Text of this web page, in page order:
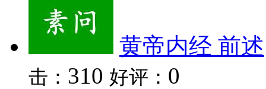
黄帝内经 前述
击： 310 好评： 0